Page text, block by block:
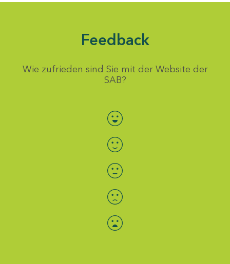
Feedback
Wie zufrieden sind Sie mit der Website der
SAB?
Bewertung auswählen